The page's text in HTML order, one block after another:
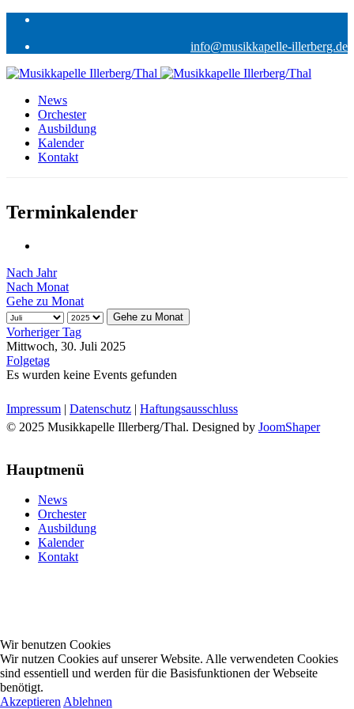
info@musikkapelle-illerberg.de
News
Orchester
Ausbildung
Kalender
Kontakt
Terminkalender
Nach Jahr
Nach Monat
Gehe zu Monat
Gehe zu Monat
Vorheriger Tag
Mittwoch, 30. Juli 2025
Folgetag
Es wurden keine Events gefunden
Impressum | Datenschutz | Haftungsausschluss
© 2025 Musikkapelle Illerberg/Thal. Designed by JoomShaper
Hauptmenü
News
Orchester
Ausbildung
Kalender
Kontakt
Wir benutzen Cookies
Wir nutzen Cookies auf unserer Website. Alle verwendeten Cookies
sind essentiell und werden für die Basisfunktionen der Webseite
benötigt.
Akzeptieren Ablehnen